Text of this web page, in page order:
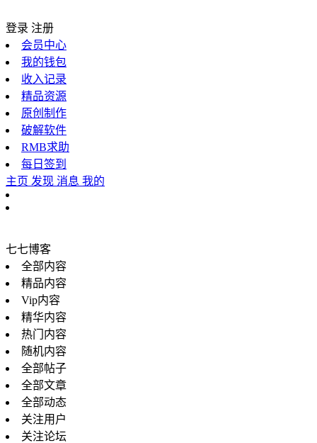
登录 注册
会员中心
我的钱包
收入记录
精品资源
原创制作
破解软件
RMB求助
每日签到
主页 发现 消息 我的
七七博客
全部内容
精品内容
Vip内容
精华内容
热门内容
随机内容
全部帖子
全部文章
全部动态
关注用户
关注论坛